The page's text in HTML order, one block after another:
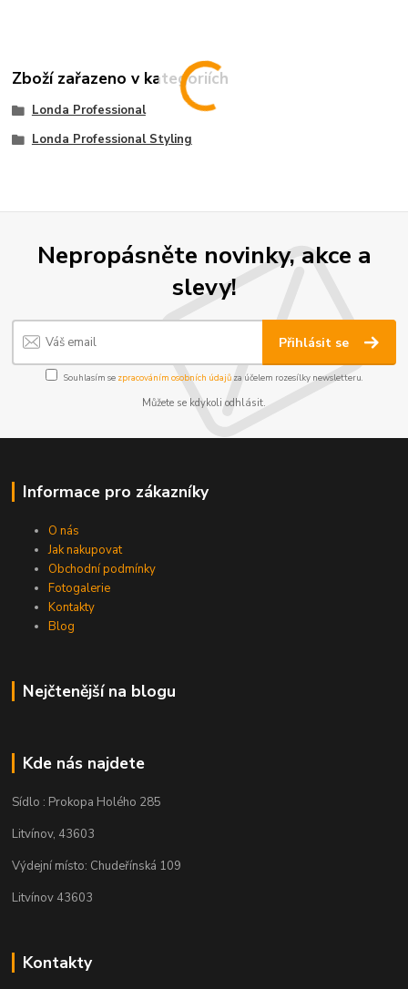
Zboží zařazeno v kategoriích
Londa Professional
Londa Professional Styling
Nepropásněte novinky, akce a
slevy!
Přihlásit se
Souhlasím se zpracováním osobních údajůza účelem rozesílky newsletteru.
Můžete se kdykoli odhlásit.
Informace pro zákazníky
O nás
Jak nakupovat
Obchodní podmínky
Fotogalerie
Kontakty
Blog
Nejčtenější na blogu
Kde nás najdete
Sídlo : Prokopa Holého 285
Litvínov, 43603
Výdejní místo: Chudeřínská 109
Litvínov 43603
Kontakty